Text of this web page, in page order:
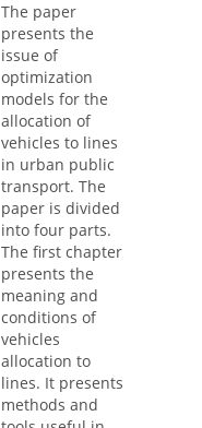
The paper
presents the
issue of
optimization
models for the
allocation of
vehicles to lines
in urban public
transport. The
paper is divided
into four parts.
The first chapter
presents the
meaning and
conditions of
vehicles
allocation to
lines. It presents
methods and